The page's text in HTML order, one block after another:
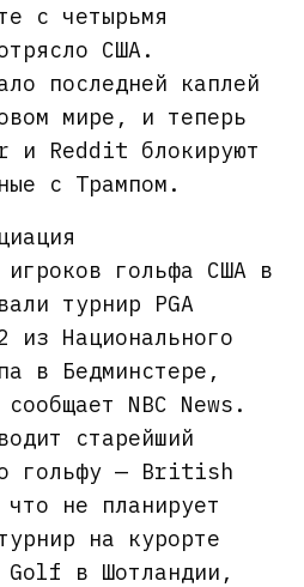
с четырьмя
США.
последней каплей
мире, и теперь
и Reddit блокируют
с Трампом.
игроков гольфа США в
турнир PGA
из Национального
в Бедминстере,
NBC News.
старейший
гольфу — British
не планирует
на курорте
в Шотландии,